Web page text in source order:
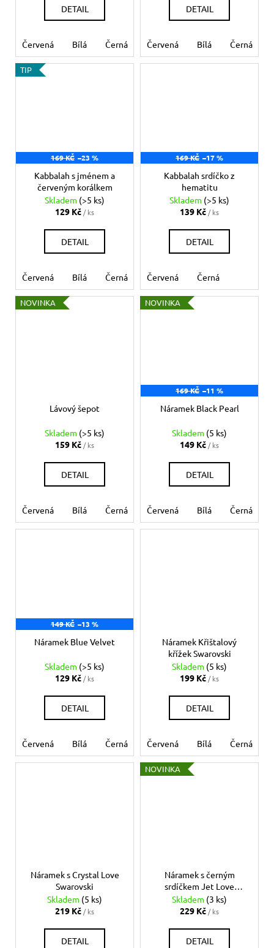
DETAIL
Červená Bílá Černá Růžová Modrá světlá
DETAIL
Červená Bílá Černá
TIP
169 KČ –23 %
Kabbalah s jménem a
červeným korálkem
Skladem (>5 ks)
129 Kč / ks
DETAIL
Červená Bílá Černá Růžová Modrá světlá
169 KČ –17 %
Kabbalah srdíčko z
hematitu
Skladem (>5 ks)
139 Kč / ks
DETAIL
Červená Černá
NOVINKA
Lávový šepot
Skladem (>5 ks)
159 Kč/ ks
DETAIL
Červená Bílá Černá Růžová Modrá světlá
NOVINKA
169 KČ –11 %
Náramek Black Pearl
Skladem (5 ks)
149 Kč/ ks
DETAIL
Červená Bílá Černá
149 KČ –13 %
Náramek Blue Velvet
Skladem (>5 ks)
129 Kč / ks
DETAIL
Červená Bílá Černá Růžová Modrá světlá
Náramek Křištalový
křížek Swarovski
Skladem (5 ks)
199 Kč / ks
DETAIL
Červená Bílá Černá
Náramek s Crystal Love
Swarovski
Skladem (5 ks)
219 Kč / ks
DETAIL
NOVINKA
Náramek s černým
srdíčkem Jet Love
Swarovski
Skladem (3 ks)
229 Kč / ks
DETAIL